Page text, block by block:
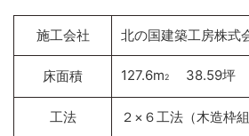
施工会社 北の国建築工房株式
床面積 127.6m2 38.59坪
工法 ２×６工法（木造枠組